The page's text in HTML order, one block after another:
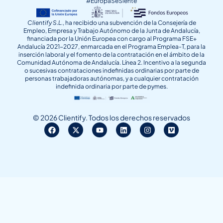
Clientify S.L., ha recibido una subvención de la Consejería de
Empleo, Empresa y Trabajo Autónomo de la Junta de Andalucía,
financiada por la Unión Europea con cargo al Programa FSE+
Andalucía 2021-2027, enmarcada en el Programa Emplea-T, para la
inserción laboral y el fomento de la contratación en el ámbito de la
Comunidad Autónoma de Andalucía. Línea 2. Incentivo a la segunda
o sucesivas contrataciones indefinidas ordinarias por parte de
personas trabajadoras autónomas, y a cualquier contratación
indefinida ordinaria por parte de pymes.
© 2026 Clientify. Todos los derechos reservados